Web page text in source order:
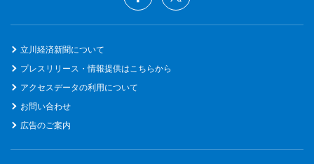
立川経済新聞について
プレスリリース・情報提供はこちらから
アクセスデータの利用について
お問い合わせ
広告のご案内